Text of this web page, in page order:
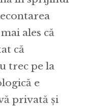
ales că
că
trec pe la
e
privată și